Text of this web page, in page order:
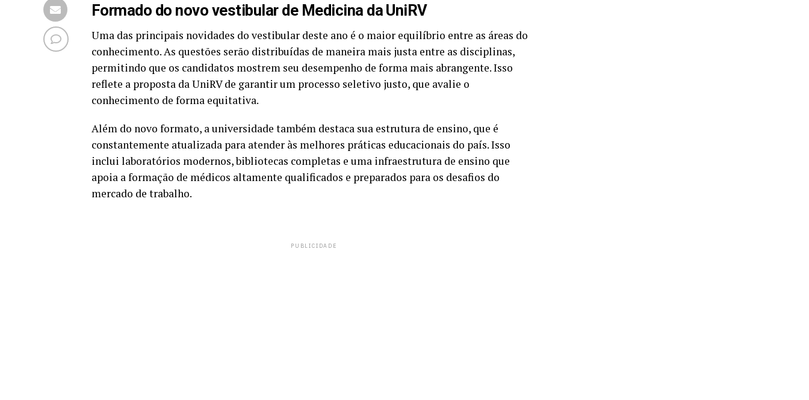
Formado do novo vestibular de Medicina da UniRV
Uma das principais novidades do vestibular deste ano é o maior equilíbrio entre as áreas do
conhecimento. As questões serão distribuídas de maneira mais justa entre as disciplinas,
permitindo que os candidatos mostrem seu desempenho de forma mais abrangente. Isso
reflete a proposta da UniRV de garantir um processo seletivo justo, que avalie o
conhecimento de forma equitativa.
Além do novo formato, a universidade também destaca sua estrutura de ensino, que é
constantemente atualizada para atender às melhores práticas educacionais do país. Isso
inclui laboratórios modernos, bibliotecas completas e uma infraestrutura de ensino que
apoia a formação de médicos altamente qualificados e preparados para os desafios do
mercado de trabalho.
PUBLICIDADE